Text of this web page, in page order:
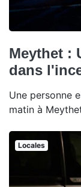
Meythet :
dans
Une personne
matin à
Locales